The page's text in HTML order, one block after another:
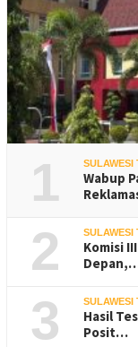
1 SULAWESI
Wabup
2 SULAWESI
Komisi
3 SULAWESI
Hasil
Posit…